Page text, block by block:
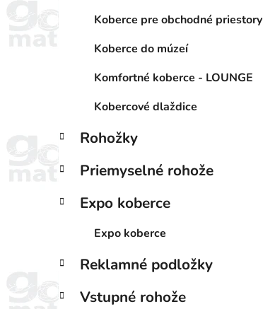
Koberce pre obchodné priestory
Koberce do múzeí
Komfortné koberce - LOUNGE
Kobercové dlaždice
Rohožky
Priemyselné rohože
Expo koberce
Expo koberce
Reklamné podložky
Vstupné rohože